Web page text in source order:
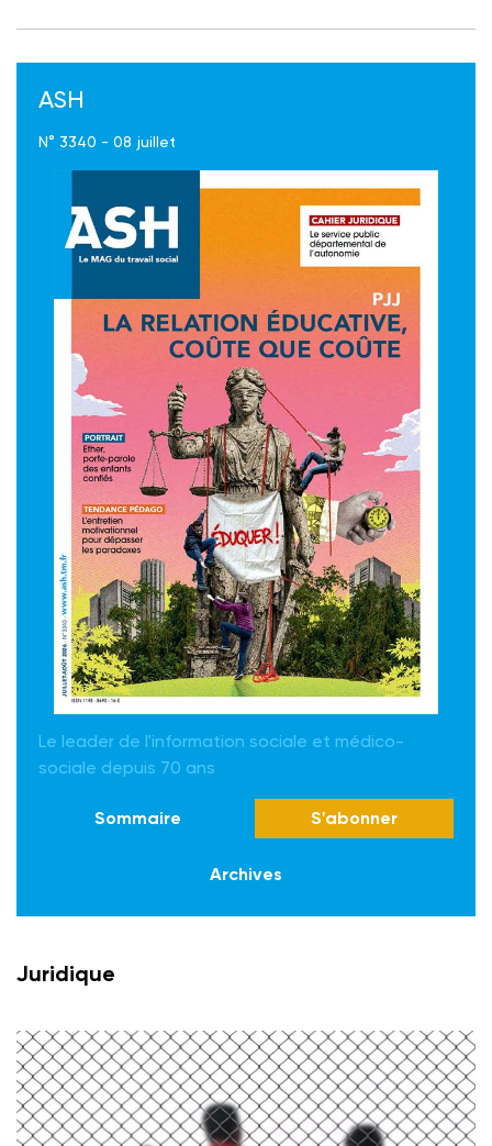
ASH
N° 3340 - 08 juillet
Le leader de l'information sociale et médico-
sociale depuis 70 ans
Sommaire S'abonner
Archives
Juridique